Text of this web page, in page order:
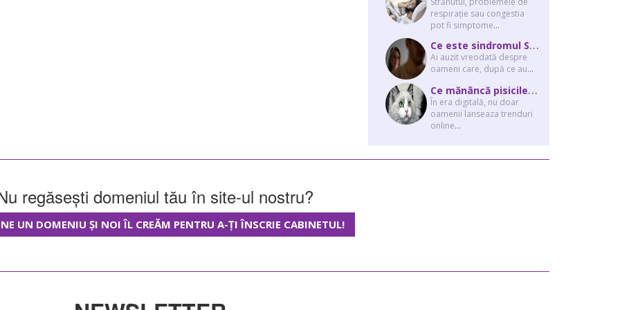
respirație sau congestia
pot fi simptome...
C
e este sindromul Stockholm și de ce victimele își apără agresorii.
Ai auzit vreodată despre
oameni care, după ce au...
C
e mănâncă pisicile “influencer” pe Instagram? Hrana lor virală
În era digitală, nu doar
oamenii lanseaza trenduri
online...
regăsești domeniul tău în site-ul nostru?
UN DOMENIU ȘI NOI ÎL CREĂM PENTRU A-ȚI ÎNSCRIE CABINETUL!